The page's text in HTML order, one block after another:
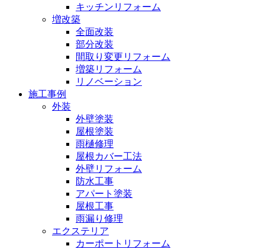
キッチンリフォーム
増改築
全面改装
部分改装
間取り変更リフォーム
増築リフォーム
リノベーション
施工事例
外装
外壁塗装
屋根塗装
雨樋修理
屋根カバー工法
外壁リフォーム
防水工事
アパート塗装
屋根工事
雨漏り修理
エクステリア
カーポートリフォーム